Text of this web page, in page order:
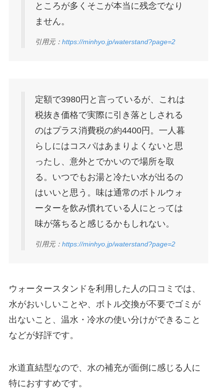
ところが多くそこが本当に残念でなり
ません。
引用元： https://minhyo.jp/waterstand?page=2
定額で3980円と言っているが、これは
税抜き価格で実際に引き落としされる
のはプラス消費税の約4400円。一人暮
らしにはコスパはあまりよくないと思
ったし、意外とでかいので場所を取
る。いつでもお湯と冷たい水が出るの
はいいと思う。味は通常のボトルウォ
ーターを飲み慣れている人にとっては
味が落ちると感じるかもしれない。
引用元： https://minhyo.jp/waterstand?page=2
ウォータースタンドを利用した人の口コミでは、
水がおいしいことや、ボトル交換が不要でゴミが
出ないこと、温水・冷水の使い分けができること
などが好評です。
水道直結型なので、水の補充が面倒に感じる人に
特におすすめです。